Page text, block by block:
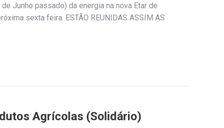
Junho passado) da energia na nova Etar de
sexta feira. ESTÃO REUNIDAS ASSIM AS
Agrícolas (Solidário)